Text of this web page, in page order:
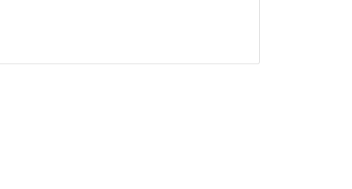
на весь термін служби файлу, а